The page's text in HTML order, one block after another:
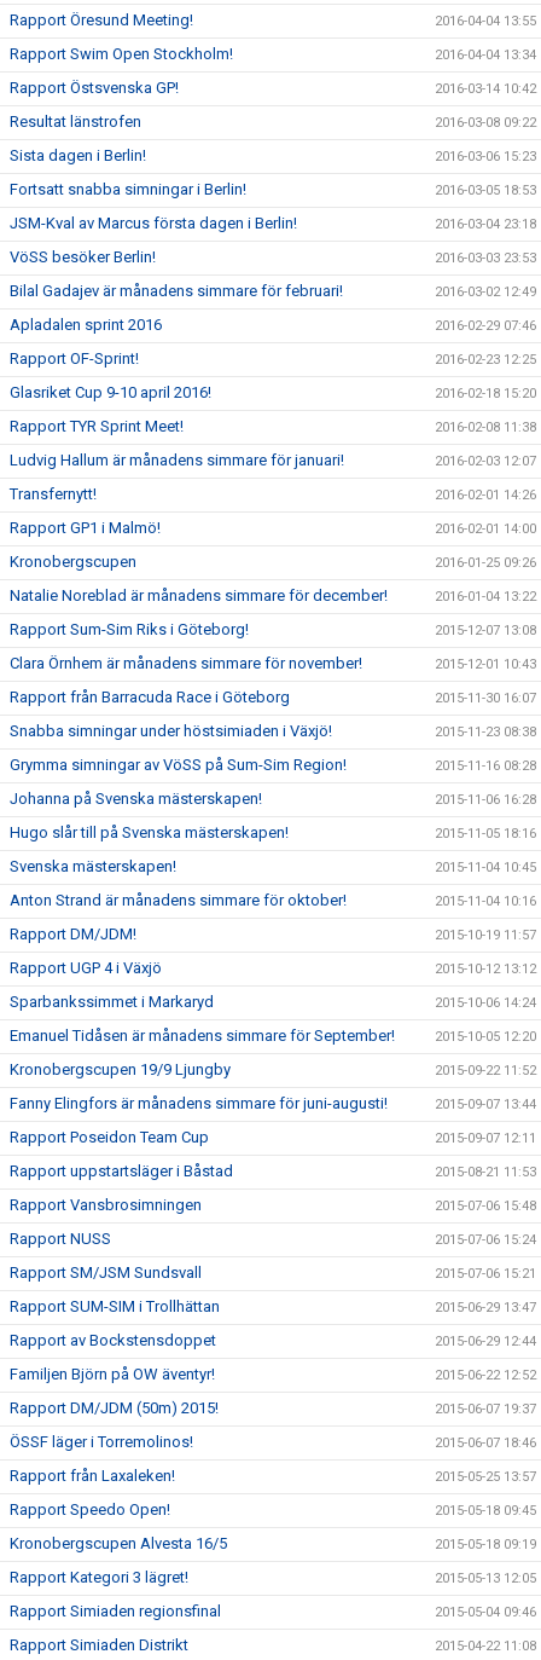
Rapport Öresund Meeting! 2016-04-04 13:55
Rapport Swim Open Stockholm! 2016-04-04 13:34
Rapport Östsvenska GP! 2016-03-14 10:42
Resultat länstrofen 2016-03-08 09:22
Sista dagen i Berlin! 2016-03-06 15:23
Fortsatt snabba simningar i Berlin! 2016-03-05 18:53
JSM-Kval av Marcus första dagen i Berlin! 2016-03-04 23:18
VöSS besöker Berlin! 2016-03-03 23:53
Bilal Gadajev är månadens simmare för februari! 2016-03-02 12:49
Apladalen sprint 2016 2016-02-29 07:46
Rapport OF-Sprint! 2016-02-23 12:25
Glasriket Cup 9-10 april 2016! 2016-02-18 15:20
Rapport TYR Sprint Meet! 2016-02-08 11:38
Ludvig Hallum är månadens simmare för januari! 2016-02-03 12:07
Transfernytt! 2016-02-01 14:26
Rapport GP1 i Malmö! 2016-02-01 14:00
Kronobergscupen 2016-01-25 09:26
Natalie Noreblad är månadens simmare för december! 2016-01-04 13:22
Rapport Sum-Sim Riks i Göteborg! 2015-12-07 13:08
Clara Örnhem är månadens simmare för november! 2015-12-01 10:43
Rapport från Barracuda Race i Göteborg 2015-11-30 16:07
Snabba simningar under höstsimiaden i Växjö! 2015-11-23 08:38
Grymma simningar av VöSS på Sum-Sim Region! 2015-11-16 08:28
Johanna på Svenska mästerskapen! 2015-11-06 16:28
Hugo slår till på Svenska mästerskapen! 2015-11-05 18:16
Svenska mästerskapen! 2015-11-04 10:45
Anton Strand är månadens simmare för oktober! 2015-11-04 10:16
Rapport DM/JDM! 2015-10-19 11:57
Rapport UGP 4 i Växjö 2015-10-12 13:12
Sparbankssimmet i Markaryd 2015-10-06 14:24
Emanuel Tidåsen är månadens simmare för September! 2015-10-05 12:20
Kronobergscupen 19/9 Ljungby 2015-09-22 11:52
Fanny Elingfors är månadens simmare för juni-augusti! 2015-09-07 13:44
Rapport Poseidon Team Cup 2015-09-07 12:11
Rapport uppstartsläger i Båstad 2015-08-21 11:53
Rapport Vansbrosimningen 2015-07-06 15:48
Rapport NUSS 2015-07-06 15:24
Rapport SM/JSM Sundsvall 2015-07-06 15:21
Rapport SUM-SIM i Trollhättan 2015-06-29 13:47
Rapport av Bockstensdoppet 2015-06-29 12:44
Familjen Björn på OW äventyr! 2015-06-22 12:52
Rapport DM/JDM (50m) 2015! 2015-06-07 19:37
ÖSSF läger i Torremolinos! 2015-06-07 18:46
Rapport från Laxaleken! 2015-05-25 13:57
Rapport Speedo Open! 2015-05-18 09:45
Kronobergscupen Alvesta 16/5 2015-05-18 09:19
Rapport Kategori 3 lägret! 2015-05-13 12:05
Rapport Simiaden regionsfinal 2015-05-04 09:46
Rapport Simiaden Distrikt 2015-04-22 11:08